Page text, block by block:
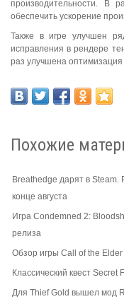
производительности. В
обеспечить ускорение
Также в игре улучшен
исправления в рендере
раз улучшена
Похожие
Breathedge дарят в Steam.
конце августа
Игра Condemned 2:
релиза
Обзор игры Call of the
Классический квест
Для Thief Gold вышел мод